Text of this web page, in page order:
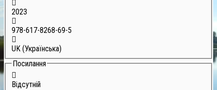
2023
978-617-8268-69-5
UK (Українська)
Посилання
Відсутній